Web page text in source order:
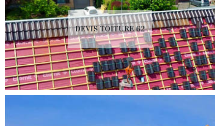
DEVIS TOITURE 62